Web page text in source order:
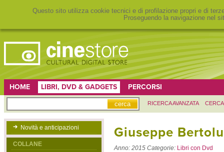
Questo sito utilizza cookie tecnici e di profilazione propri e di
Proseguendo la navigazione nel
HOME LIBRI, DVD & GADGETS PERCORSI
RICERCA AVANZATA
Novità e anticipazioni
COLLANE
Giuseppe
Anno:2015 Categorie: Libri con Dvd